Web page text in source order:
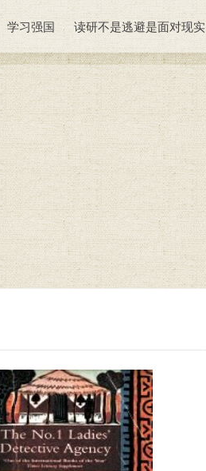
学习强国 读研不是逃避是面对现实